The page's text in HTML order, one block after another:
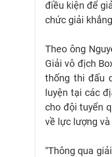
điều kiện để
chức giải
Theo ông
Giải vô địch
thống thi đấu
luyện tại các
cho đội tuyển
về lực lượng
"Thông qua